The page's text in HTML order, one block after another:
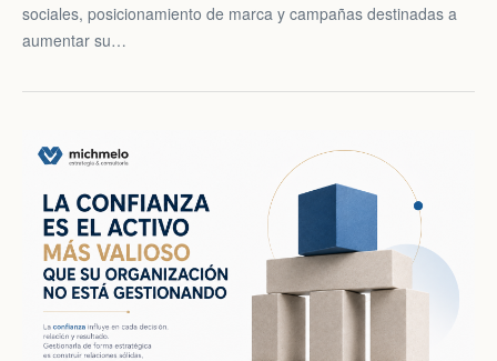
sociales, posicionamiento de marca y campañas destinadas a
aumentar su…